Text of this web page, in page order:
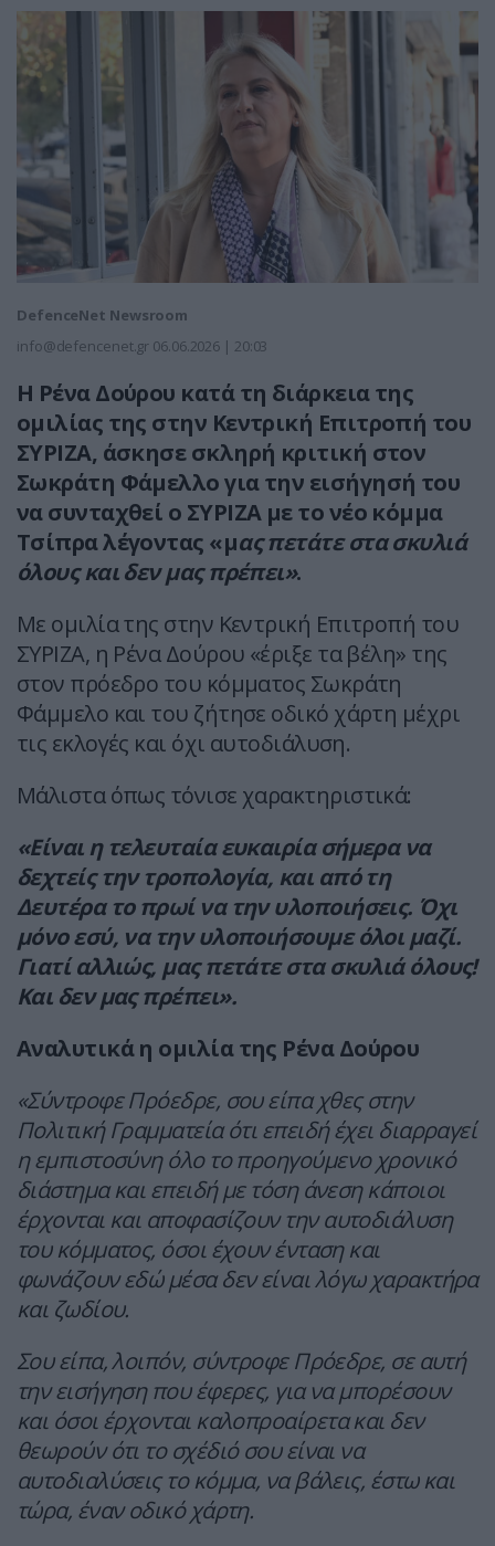
DefenceNet Newsroom
info@defencenet.gr 06.06.2026 | 20:03
Η Ρένα Δούρου κατά τη διάρκεια της
ομιλίας της στην Κεντρική Επιτροπή του
ΣΥΡΙΖΑ, άσκησε σκληρή κριτική στον
Σωκράτη Φάμελλο για την εισήγησή του
να συνταχθεί ο ΣΥΡΙΖΑ με το νέο κόμμα
Τσίπρα λέγοντας «μας πετάτε στα σκυλιά
όλους και δεν μας πρέπει».
Με ομιλία της στην Κεντρική Επιτροπή του
ΣΥΡΙΖΑ, η Ρένα Δούρου «έριξε τα βέλη» της
στον πρόεδρο του κόμματος Σωκράτη
Φάμμελο και του ζήτησε οδικό χάρτη μέχρι
τις εκλογές και όχι αυτοδιάλυση.
Μάλιστα όπως τόνισε χαρακτηριστικά:
«Είναι η τελευταία ευκαιρία σήμερα να
δεχτείς την τροπολογία, και από τη
Δευτέρα το πρωί να την υλοποιήσεις. Όχι
μόνο εσύ, να την υλοποιήσουμε όλοι μαζί.
Γιατί αλλιώς, μας πετάτε στα σκυλιά όλους!
Και δεν μας πρέπει».
Αναλυτικά η ομιλία της Ρένα Δούρου
«Σύντροφε Πρόεδρε, σου είπα χθες στην
Πολιτική Γραμματεία ότι επειδή έχει διαρραγεί
η εμπιστοσύνη όλο το προηγούμενο χρονικό
διάστημα και επειδή με τόση άνεση κάποιοι
έρχονται και αποφασίζουν την αυτοδιάλυση
του κόμματος, όσοι έχουν ένταση και
φωνάζουν εδώ μέσα δεν είναι λόγω χαρακτήρα
και ζωδίου.
Σου είπα, λοιπόν, σύντροφε Πρόεδρε, σε αυτή
την εισήγηση που έφερες, για να μπορέσουν
και όσοι έρχονται καλοπροαίρετα και δεν
θεωρούν ότι το σχέδιό σου είναι να
αυτοδιαλύσεις το κόμμα, να βάλεις, έστω και
τώρα, έναν οδικό χάρτη.